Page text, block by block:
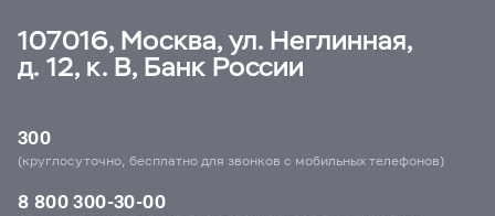
107016, Москва, ул. Неглинная,
д. 12, к. В, Банк России
300
(круглосуточно, бесплатно для звонков с мобильных телефонов)
8 800 300-30-00